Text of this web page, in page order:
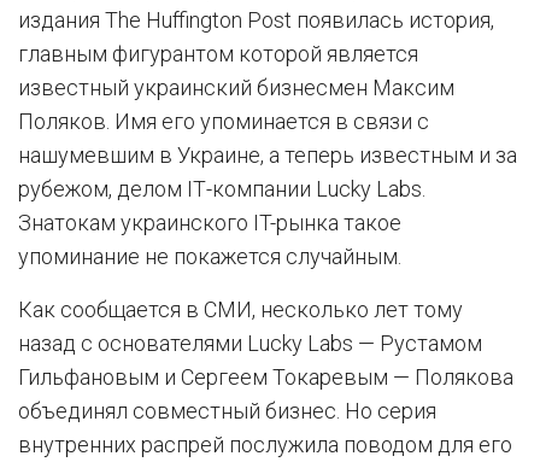
издания The Huffington Post появилась история,
главным фигурантом которой является
известный украинский бизнесмен Максим
Поляков. Имя его упоминается в связи с
нашумевшим в Украине, а теперь известным и за
рубежом, делом ІТ-компании Lucky Labs.
Знатокам украинского IT-рынка такое
упоминание не покажется случайным.
Как сообщается в СМИ, несколько лет тому
назад с основателями Lucky Labs — Рустамом
Гильфановым и Сергеем Токаревым — Полякова
объединял совместный бизнес. Но серия
внутренних распрей послужила поводом для его